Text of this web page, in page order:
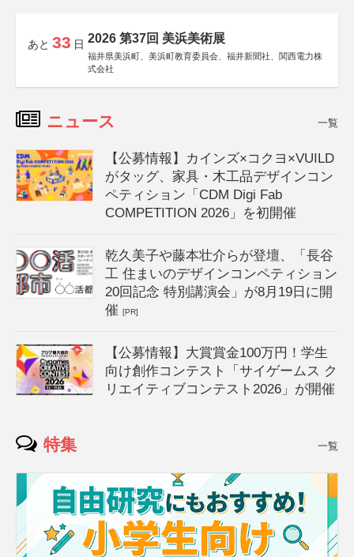
あと 33 日 2026 第37回 美浜美術展
福井県美浜町、美浜町教育委員会、福井新聞社、関西電力株
式会社
ニュース 一覧
【公募情報】カインズ×コクヨ×VUILD
がタッグ、家具・木工品デザインコン
ペティション「CDM Digi Fab
COMPETITION 2026」を初開催
乾久美子や藤本壮介らが登壇、「長谷
工 住まいのデザインコンペティション
20回記念 特別講演会」が8月19日に開
催[PR]
【公募情報】大賞賞金100万円！学生
向け創作コンテスト「サイゲームス ク
リエイティブコンテスト2026」が開催
特集 一覧